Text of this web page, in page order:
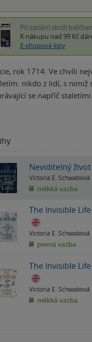
Při zaslání zboží
K nákupu nad 99 Kč
E-shopové listy
rok 1714. Ve chvíli
nikdo z lidí, s nimiž
se napříč
Neviditelný
Victoria E. Schwabová
měkká vazba
The Invisible
Victoria E. Schwabová
pevná vazba
The Invisible
Victoria E. Schwabová
měkká vazba